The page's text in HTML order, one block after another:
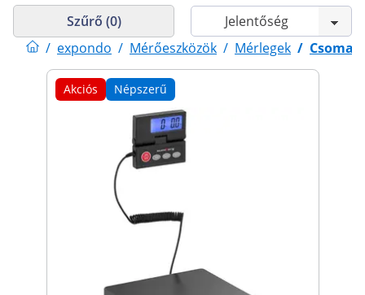
/ expondo / Mérőeszközök / Mérlegek /
Szűrő (0)
Akciós Népszerű